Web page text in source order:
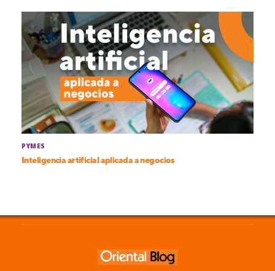
PYMES
Inteligencia artificial aplicada a negocios